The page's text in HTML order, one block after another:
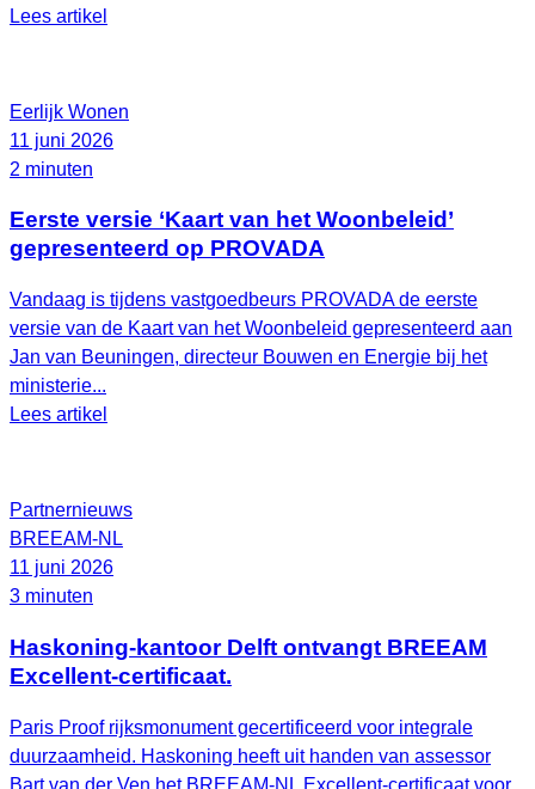
Lees artikel
Eerlijk Wonen
11 juni 2026
2 minuten
Eerste versie ‘Kaart van het Woonbeleid’
gepresenteerd op PROVADA
Vandaag is tijdens vastgoedbeurs PROVADA de eerste
versie van de Kaart van het Woonbeleid gepresenteerd aan
Jan van Beuningen, directeur Bouwen en Energie bij het
ministerie...
Lees artikel
Partnernieuws
BREEAM-NL
11 juni 2026
3 minuten
Haskoning-kantoor Delft ontvangt BREEAM
Excellent-certificaat.
Paris Proof rijksmonument gecertificeerd voor integrale
duurzaamheid. Haskoning heeft uit handen van assessor
Bart van der Ven het BREEAM‑NL Excellent‑certificaat voor